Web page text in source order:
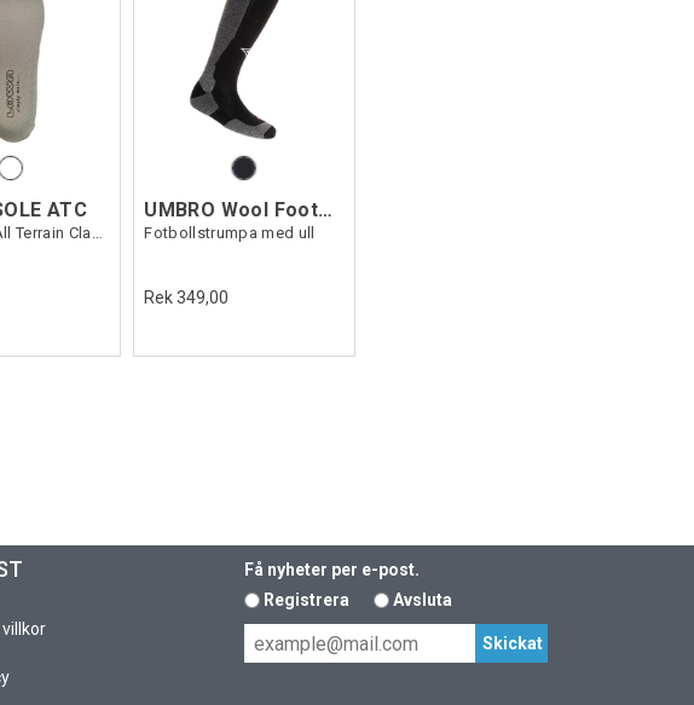
ATC
Lösa sulor All Terrain Classic
UMBRO Wool Football Sock
Fotbollstrumpa med ull
Rek 349,00
Få nyheter per e-post.
Registrera
Avsluta